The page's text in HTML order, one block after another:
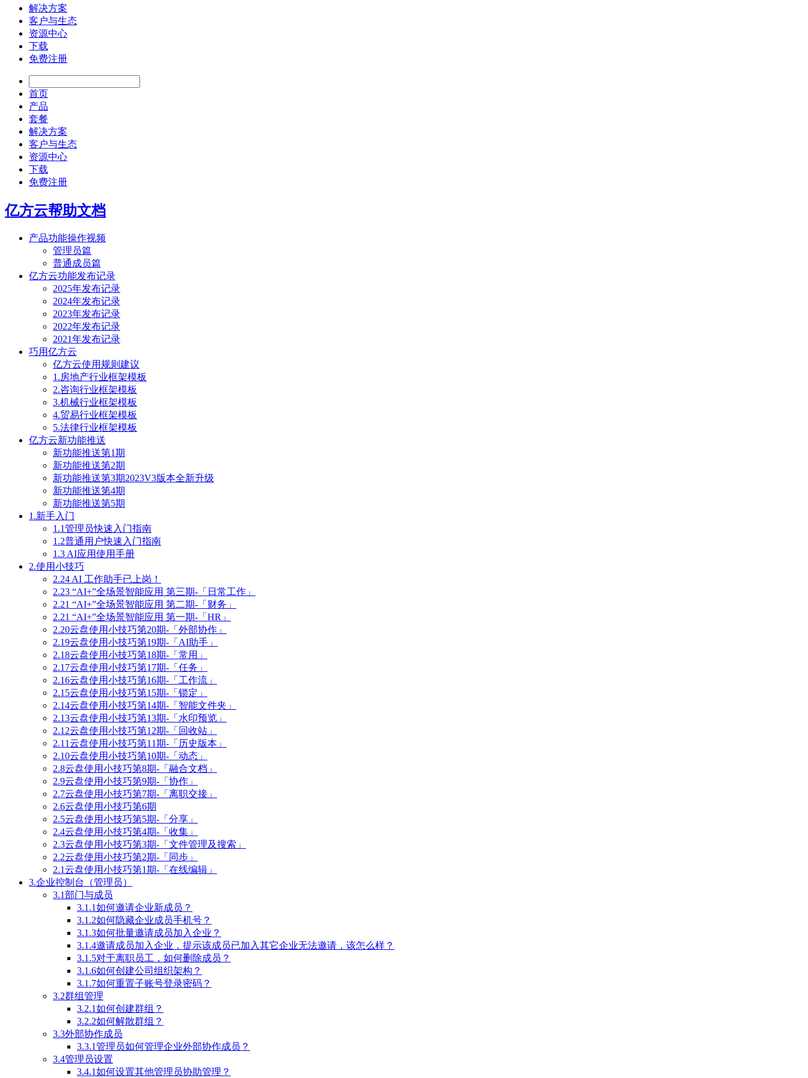
解决方案
客户与生态
资源中心
下载
免费注册
首页
产品
套餐
解决方案
客户与生态
资源中心
下载
免费注册
亿方云帮助文档
产品功能操作视频
管理员篇
普通成员篇
亿方云功能发布记录
2025年发布记录
2024年发布记录
2023年发布记录
2022年发布记录
2021年发布记录
巧用亿方云
亿方云使用规则建议
1.房地产行业框架模板
2.咨询行业框架模板
3.机械行业框架模板
4.贸易行业框架模板
5.法律行业框架模板
亿方云新功能推送
新功能推送第1期
新功能推送第2期
新功能推送第3期2023V3版本全新升级
新功能推送第4期
新功能推送第5期
1.新手入门
1.1管理员快速入门指南
1.2普通用户快速入门指南
1.3 AI应用使用手册
2.使用小技巧
2.24 AI 工作助手已上岗！
2.23 “AI+”全场景智能应用 第三期-「日常工作」
2.21 “AI+”全场景智能应用 第二期-「财务」
2.21 “AI+”全场景智能应用 第一期-「HR」
2.20云盘使用小技巧第20期-「外部协作」
2.19云盘使用小技巧第19期-「AI助手」
2.18云盘使用小技巧第18期-「常用」
2.17云盘使用小技巧第17期-「任务」
2.16云盘使用小技巧第16期-「工作流」
2.15云盘使用小技巧第15期-「锁定」
2.14云盘使用小技巧第14期-「智能文件夹」
2.13云盘使用小技巧第13期-「水印预览」
2.12云盘使用小技巧第12期-「回收站」
2.11云盘使用小技巧第11期-「历史版本」
2.10云盘使用小技巧第10期-「动态」
2.8云盘使用小技巧第8期-「融合文档」
2.9云盘使用小技巧第9期-「协作」
2.7云盘使用小技巧第7期-「离职交接」
2.6云盘使用小技巧第6期
2.5云盘使用小技巧第5期-「分享」
2.4云盘使用小技巧第4期-「收集」
2.3云盘使用小技巧第3期-「文件管理及搜索」
2.2云盘使用小技巧第2期-「同步」
2.1云盘使用小技巧第1期-「在线编辑」
3.企业控制台（管理员）
3.1部门与成员
3.1.1如何邀请企业新成员？
3.1.2如何隐藏企业成员手机号？
3.1.3如何批量邀请成员加入企业？
3.1.4邀请成员加入企业，提示该成员已加入其它企业无法邀请，该怎么样？
3.1.5对于离职员工，如何删除成员？
3.1.6如何创建公司组织架构？
3.1.7如何重置子账号登录密码？
3.2群组管理
3.2.1如何创建群组？
3.2.2如何解散群组？
3.3外部协作成员
3.3.1管理员如何管理企业外部协作成员？
3.4管理员设置
3.4.1如何设置其他管理员协助管理？